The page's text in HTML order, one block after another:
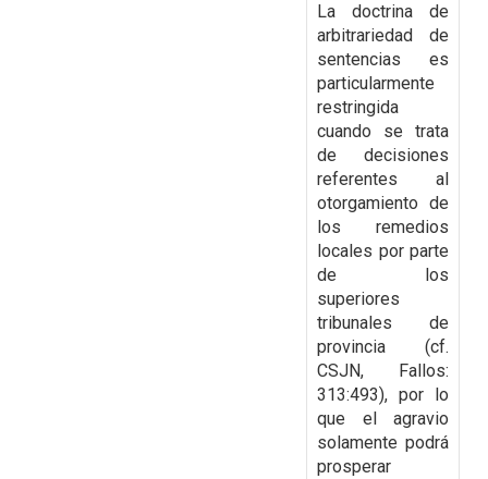
La doctrina de
arbitrariedad de
sentencias es
particularmente
restringida
cuando se trata
de decisiones
referentes al
otorgamiento de
los remedios
locales por parte
de los
superiores
tribunales de
provincia (cf.
CSJN, Fallos:
313:493), por lo
que el agravio
solamente podrá
prosperar